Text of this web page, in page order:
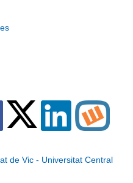
de Vic - Universitat Central